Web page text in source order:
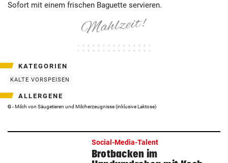
Sofort mit einem frischen Baguette servieren.
KATEGORIEN
KALTE VORSPEISEN
ALLERGENE
G- Milch von Säugetieren und Milcherzeugnisse (inklusive Laktose)
Social-Media-Talent
Brotbacken im